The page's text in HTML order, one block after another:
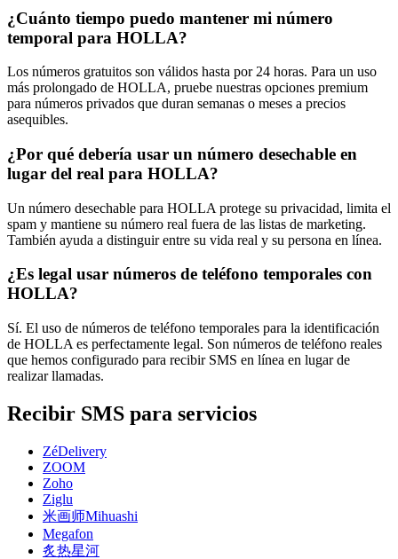
¿Cuánto tiempo puedo mantener mi número
temporal para HOLLA?
Los números gratuitos son válidos hasta por 24 horas. Para un uso
más prolongado de HOLLA, pruebe nuestras opciones premium
para números privados que duran semanas o meses a precios
asequibles.
¿Por qué debería usar un número desechable en
lugar del real para HOLLA?
Un número desechable para HOLLA protege su privacidad, limita el
spam y mantiene su número real fuera de las listas de marketing.
También ayuda a distinguir entre su vida real y su persona en línea.
¿Es legal usar números de teléfono temporales con
HOLLA?
Sí. El uso de números de teléfono temporales para la identificación
de HOLLA es perfectamente legal. Son números de teléfono reales
que hemos configurado para recibir SMS en línea en lugar de
realizar llamadas.
Recibir SMS para servicios
ZéDelivery
ZOOM
Zoho
Ziglu
米画师Mihuashi
Megafon
炙热星河